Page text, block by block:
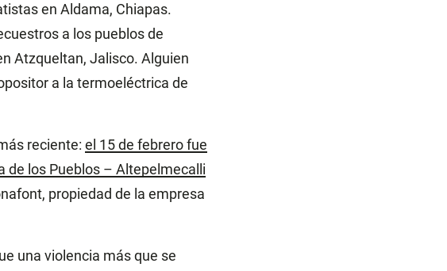
en Aldama, Chiapas.
a los pueblos de
Atzqueltan, Jalisco. Alguien
a la termoeléctrica de
reciente: el 15 de febrero fue
de los Pueblos – Altepelmecalli
propiedad de la empresa
una violencia más que se